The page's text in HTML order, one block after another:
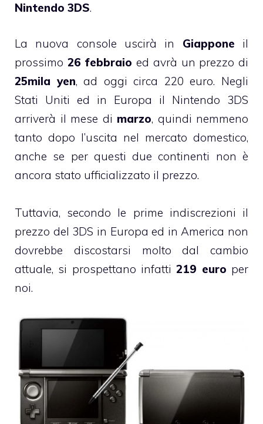
Nintendo 3DS.
La nuova console uscirà in Giappone il
prossimo 26 febbraio ed avrà un prezzo di
25mila yen, ad oggi circa 220 euro. Negli
Stati Uniti ed in Europa il Nintendo 3DS
arriverà il mese di marzo, quindi nemmeno
tanto dopo l’uscita nel mercato domestico,
anche se per questi due continenti non è
ancora stato ufficializzato il prezzo.
Tuttavia, secondo le prime indiscrezioni il
prezzo del 3DS in Europa ed in America non
dovrebbe discostarsi molto dal cambio
attuale, si prospettano infatti219 euro per
noi.